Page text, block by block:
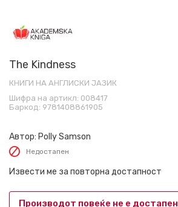
The Kindness
КНИГИ НА АНГЛИСКИ ЈАЗИК
Шифра на артикл: 008417
Баркод: 9781408861905
Автор: Polly Samson
Недостапен
Извести ме за повторна достапност
Производот повеќе не е достапен